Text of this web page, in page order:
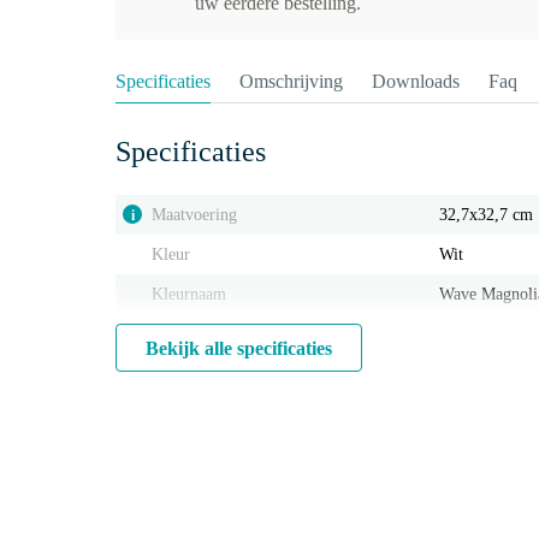
Specificaties Omschrijving Downloads Faq
Specificaties
i Maatvoering 32,7x32,7 cm
Kleur Wit
Kleurnaam Wave
Bekijk alle specificaties